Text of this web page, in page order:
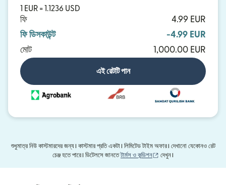
1 EUR = 1.1236 USD
ফি
4.99 EUR
ফি ডিসকাউন্ট
-4.99 EUR
মোট
1,000.00 EUR
এই রেটটি পান
শুধুমাত্র নিউ কাস্টমারদের জন্য। কাস্টমার প্রতি একটা। লিমিটেড টাইম অফার। দেখানো যেকোনও রেট
চেঞ্জ হতে পারে। ডিটেলসে জানতেটার্মস ও কন্ডিশন (নতুন উইন্ডোতে খুলবে)
দেখুন।